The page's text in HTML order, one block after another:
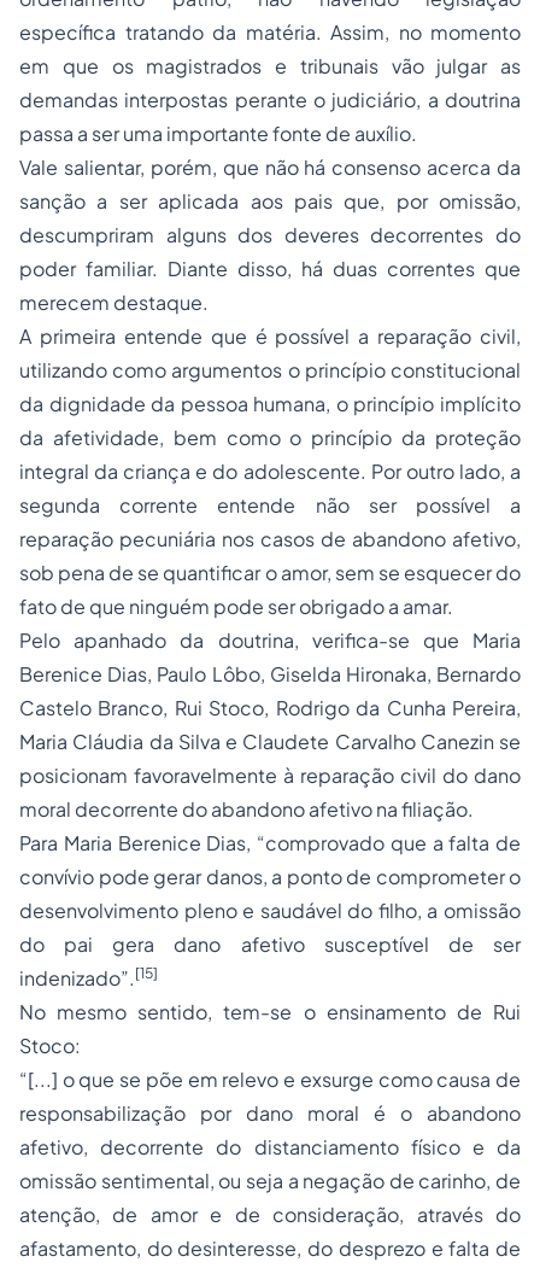
específica tratando da matéria. Assim, no momento
em que os magistrados e tribunais vão julgar as
demandas interpostas perante o judiciário, a doutrina
passa a ser uma importante fonte de auxílio.
Vale salientar, porém, que não há consenso acerca da
sanção a ser aplicada aos pais que, por omissão,
descumpriram alguns dos deveres decorrentes do
poder familiar. Diante disso, há duas correntes que
merecem destaque.
A primeira entende que é possível a reparação civil,
utilizando como argumentos o princípio constitucional
da dignidade da pessoa humana, o princípio implícito
da afetividade, bem como o princípio da proteção
integral da criança e do adolescente. Por outro lado, a
segunda corrente entende não ser possível a
reparação pecuniária nos casos de abandono afetivo,
sob pena de se quantificar o amor, sem se esquecer do
fato de que ninguém pode ser obrigado a amar.
Pelo apanhado da doutrina, verifica-se que Maria
Berenice Dias, Paulo Lôbo, Giselda Hironaka, Bernardo
Castelo Branco, Rui Stoco, Rodrigo da Cunha Pereira,
Maria Cláudia da Silva e Claudete Carvalho Canezin se
posicionam favoravelmente à reparação civil do dano
moral decorrente do abandono afetivo na filiação.
Para Maria Berenice Dias, “comprovado que a falta de
convívio pode gerar danos, a ponto de comprometer o
desenvolvimento pleno e saudável do filho, a omissão
do pai gera dano afetivo susceptível de ser
indenizado”. [15]
No mesmo sentido, tem-se o ensinamento de Rui
Stoco:
“[...] o que se põe em relevo e exsurge como causa de
responsabilização por dano moral é o abandono
afetivo, decorrente do distanciamento físico e da
omissão sentimental, ou seja a negação de carinho, de
atenção, de amor e de consideração, através do
afastamento, do desinteresse, do desprezo e falta de